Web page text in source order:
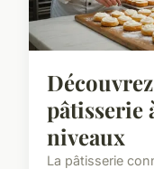
pâtisserie
niveaux
La pâtisserie